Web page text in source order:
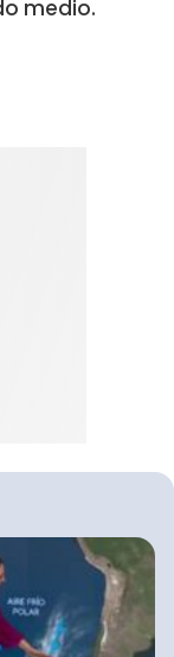
medio.